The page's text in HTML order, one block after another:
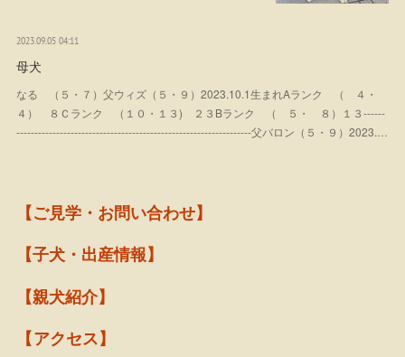
2023.09.05 04:11
母犬
なる （５・７）父ウィズ（５・９）2023.10.1生まれAランク （ ４・
４） ８Ｃランク （１０・１３) ２３Bランク （ ５・ ８）１３------
-----------------------------------------------------------------父バロン（５・９）2023.…
【ご見学・お問い合わせ】
【子犬・出産情報】
【親犬紹介】
【アクセス】